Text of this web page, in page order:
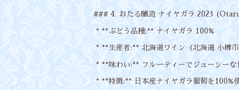
### 4. おたる醸造 ナイヤガラ 2023
* **ぶどう品種:** ナイヤガラ 100%
* **生産者:** 北海道ワイン（北海道 小樽市
* **味わい:** フルーティーでジューシーな
* **特徴:** 日本産ナイヤガラ葡萄を100%